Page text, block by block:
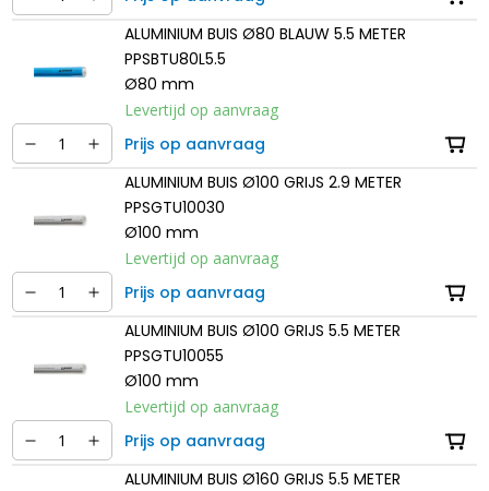
ALUMINIUM BUIS Ø80 BLAUW 5.5 METER
PPSBTU80L5.5
Ø80 mm
Levertijd op aanvraag
Prijs op aanvraag
ALUMINIUM BUIS Ø100 GRIJS 2.9 METER
PPSGTU10030
Ø100 mm
Levertijd op aanvraag
Prijs op aanvraag
ALUMINIUM BUIS Ø100 GRIJS 5.5 METER
PPSGTU10055
Ø100 mm
Levertijd op aanvraag
Prijs op aanvraag
ALUMINIUM BUIS Ø160 GRIJS 5.5 METER